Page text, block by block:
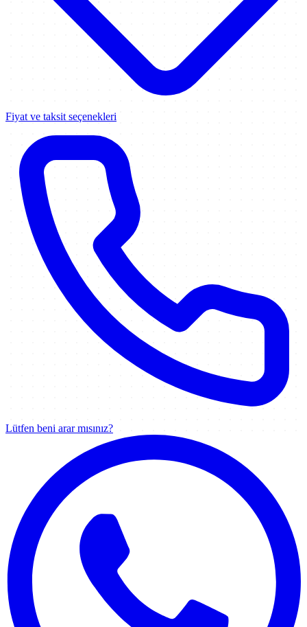
Fiyat ve taksit seçenekleri
Lütfen beni arar mısınız?